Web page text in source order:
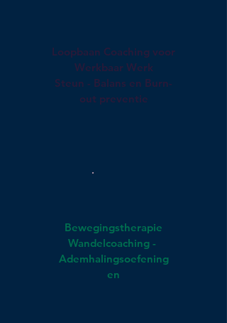
Loopbaan Coaching voor
Werkbaar Werk
Steun - Balans en Burn-
out preventie
Bewegingstherapie
Wandelcoaching -
Ademhalingsoefening
en